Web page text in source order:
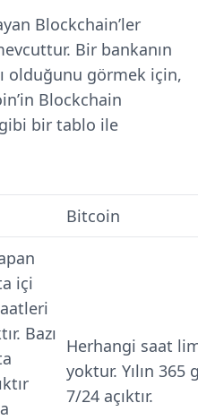
Blockchain’ler
Bir bankanın
olduğunu görmek için,
Blockchain
gibi bir tablo ile
Bitcoin
içi
Bazı
Herhangi saat
yoktur. Yılın 365
7/24 açıktır.